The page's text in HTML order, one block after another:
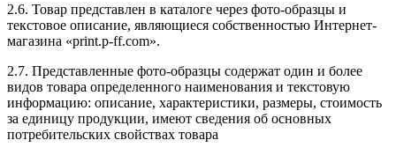
2.6. Товар представлен в каталоге через фото-образцы и
текстовое описание, являющиеся собственностью Интернет-
магазина «print.p-ff.com».
2.7. Представленные фото-образцы содержат один и более
видов товара определенного наименования и текстовую
информацию: описание, характеристики, размеры, стоимость
за единицу продукции, имеют сведения об основных
потребительских свойствах товара